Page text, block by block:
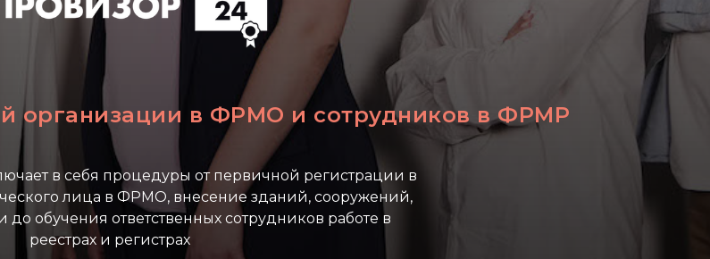
организации в ФРМО и сотрудников в ФРМР
в себя процедуры от первичной регистрации в
лица в ФРМО, внесение зданий, сооружений,
до обучения ответственных сотрудников работе в
реестрах и регистрах